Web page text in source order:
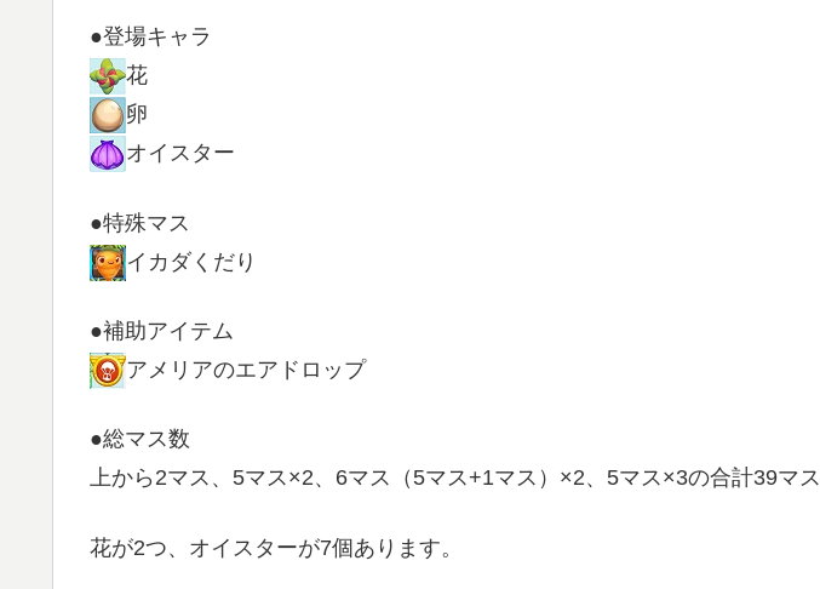
●登場キャラ
花
卵
オイスター
●特殊マス
イカダくだり
●補助アイテム
アメリアのエアドロップ
●総マス数
上から2マス、5マス×2、6マス（5マス+1マス）×2、5マス×3の合計39マス
花が2つ、オイスターが7個あります。